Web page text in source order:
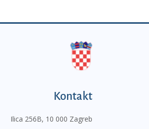
Kontakt
Ilica 256B, 10 000 Zagreb